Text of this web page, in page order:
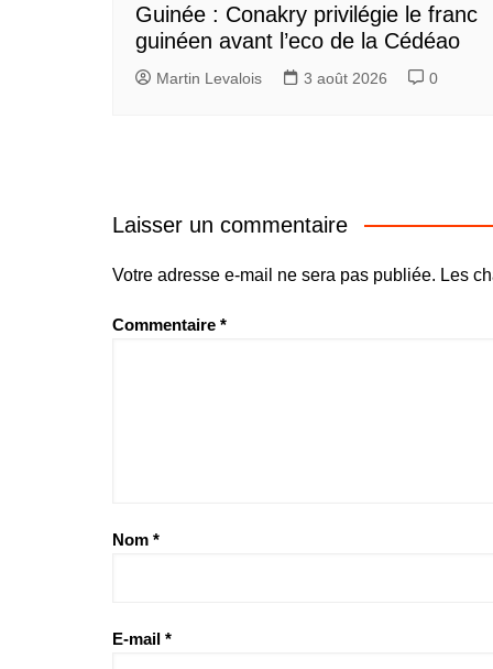
Guinée : Conakry privilégie le franc
guinéen avant l’eco de la Cédéao
Martin Levalois 3 août 2026 0
Laisser un commentaire
Votre adresse e-mail ne sera pas publiée. Les
Commentaire *
Nom *
E-mail *